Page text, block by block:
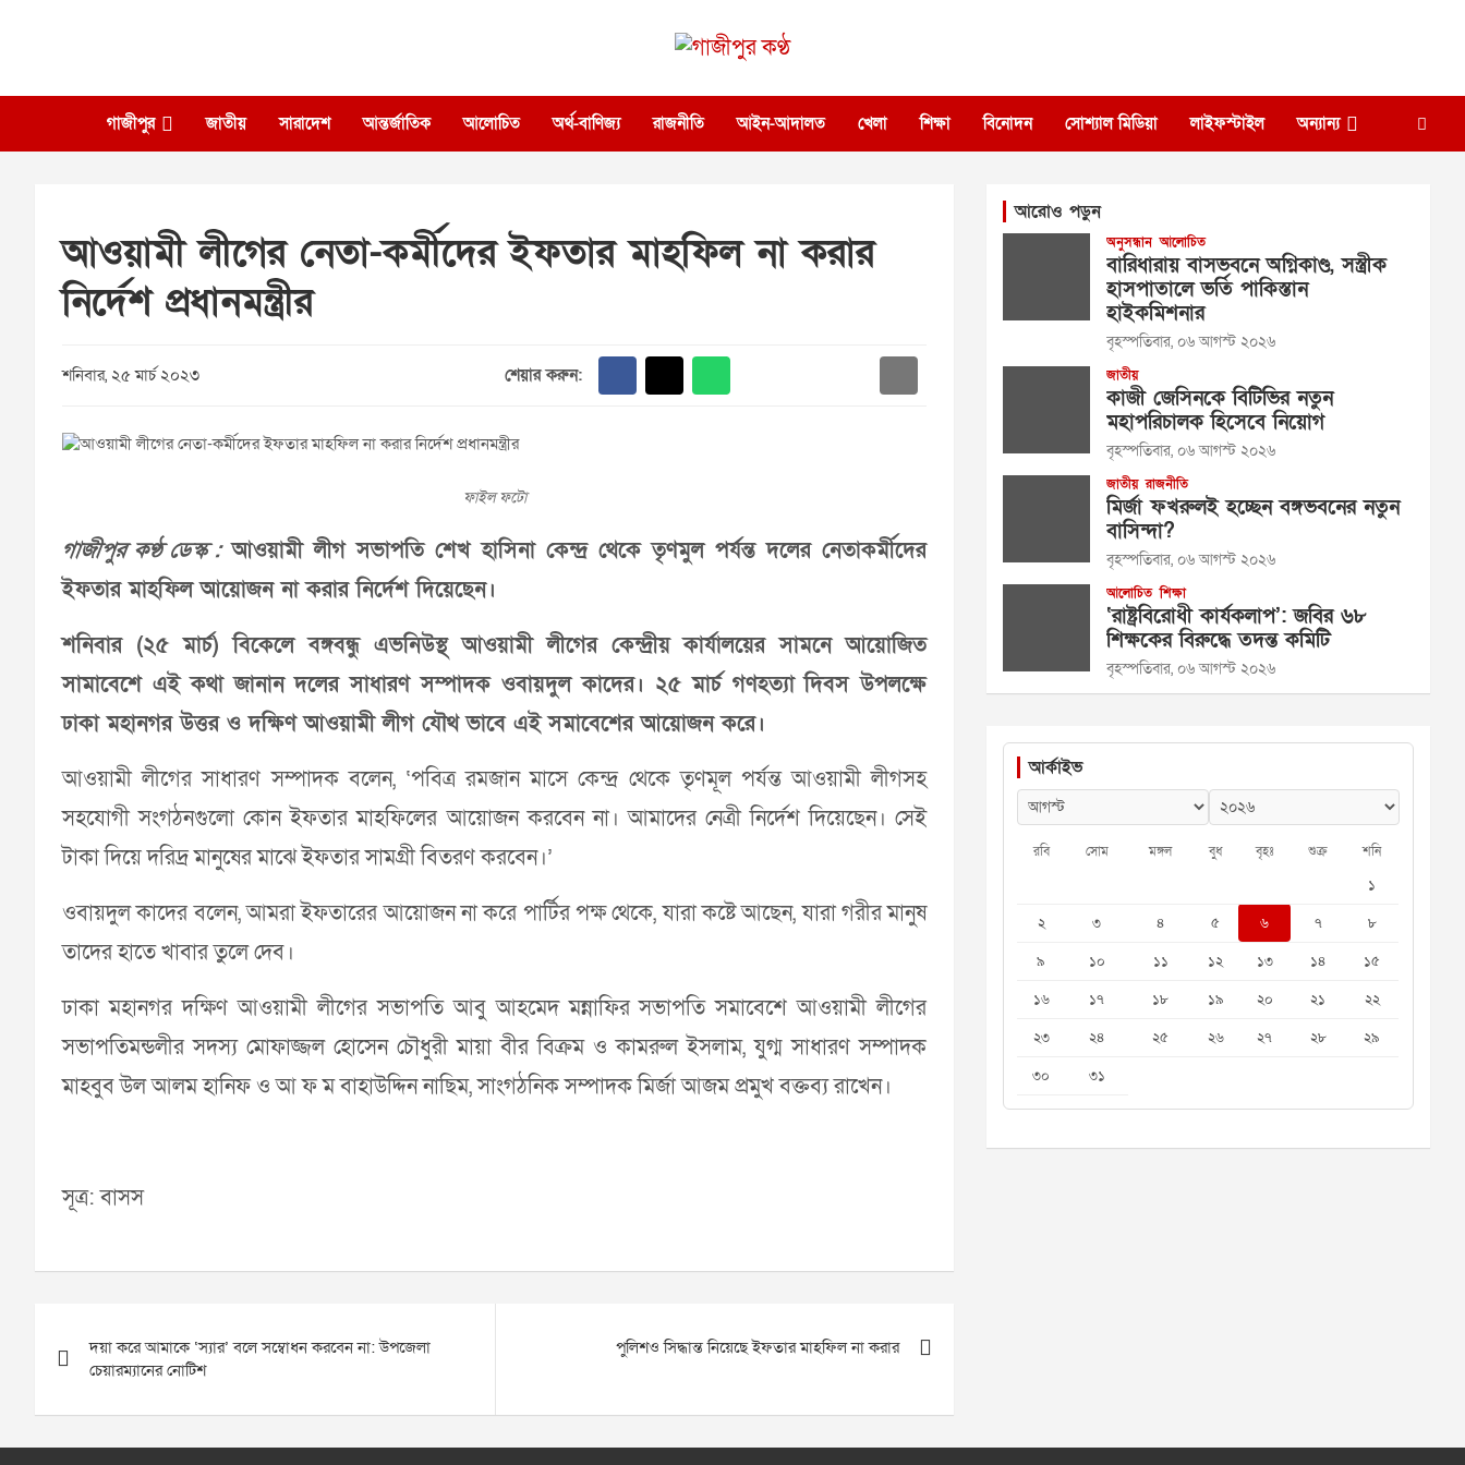
গাজীপুর কণ্ঠ
গাজীপুর জাতীয় সারাদেশ আন্তর্জাতিক আলোচিত অর্থ-বাণিজ্য রাজনীতি আইন-আদালত খেলা শিক্ষা বিনোদন সোশ্যাল মিডিয়া লাইফস্টাইল অন্যান্য
আওয়ামী লীগের নেতা-কর্মীদের ইফতার মাহফিল না করার
নির্দেশ প্রধানমন্ত্রীর
শনিবার, ২৫ মার্চ ২০২৩ শেয়ার করুন:
ফাইল ফটো
গাজীপুর কণ্ঠ ডেস্ক :আওয়ামী লীগ সভাপতি শেখ হাসিনা কেন্দ্র থেকে তৃণমুল পর্যন্ত দলের নেতাকর্মীদের
ইফতার মাহফিল আয়োজন না করার নির্দেশ দিয়েছেন।
শনিবার (২৫ মার্চ) বিকেলে বঙ্গবন্ধু এভনিউস্থ আওয়ামী লীগের কেন্দ্রীয় কার্যালয়ের সামনে আয়োজিত
সামাবেশে এই কথা জানান দলের সাধারণ সম্পাদক ওবায়দুল কাদের। ২৫ মার্চ গণহত্যা দিবস উপলক্ষে
ঢাকা মহানগর উত্তর ও দক্ষিণ আওয়ামী লীগ যৌথ ভাবে এই সমাবেশের আয়োজন করে।
আওয়ামী লীগের সাধারণ সম্পাদক বলেন, ‘পবিত্র রমজান মাসে কেন্দ্র থেকে তৃণমূল পর্যন্ত আওয়ামী লীগসহ
সহযোগী সংগঠনগুলো কোন ইফতার মাহফিলের আয়োজন করবেন না। আমাদের নেত্রী নির্দেশ দিয়েছেন। সেই
টাকা দিয়ে দরিদ্র মানুষের মাঝে ইফতার সামগ্রী বিতরণ করবেন।’
ওবায়দুল কাদের বলেন, আমরা ইফতারের আয়োজন না করে পার্টির পক্ষ থেকে, যারা কষ্টে আছেন, যারা গরীর মানুষ
তাদের হাতে খাবার তুলে দেব।
ঢাকা মহানগর দক্ষিণ আওয়ামী লীগের সভাপতি আবু আহমেদ মন্নাফির সভাপতি সমাবেশে আওয়ামী লীগের
সভাপতিমন্ডলীর সদস্য মোফাজ্জল হোসেন চৌধুরী মায়া বীর বিক্রম ও কামরুল ইসলাম, যুগ্ম সাধারণ সম্পাদক
মাহবুব উল আলম হানিফ ও আ ফ ম বাহাউদ্দিন নাছিম, সাংগঠনিক সম্পাদক মির্জা আজম প্রমুখ বক্তব্য রাখেন।
সূত্র: বাসস
navigation
দয়া করে আমাকে ‘স্যার’ বলে সম্বোধন করবেন না: উপজেলা
চেয়ারম্যানের নোটিশ
পুলিশও সিদ্ধান্ত নিয়েছে ইফতার মাহফিল না করার
আরোও পড়ুন
অনুসন্ধান আলোচিত
বারিধারায় বাসভবনে অগ্নিকাণ্ড, সস্ত্রীক
হাসপাতালে ভর্তি পাকিস্তান
হাইকমিশনার
বৃহস্পতিবার, ০৬ আগস্ট ২০২৬
জাতীয়
কাজী জেসিনকে বিটিভির নতুন
মহাপরিচালক হিসেবে নিয়োগ
বৃহস্পতিবার, ০৬ আগস্ট ২০২৬
জাতীয় রাজনীতি
মির্জা ফখরুলই হচ্ছেন বঙ্গভবনের নতুন
বাসিন্দা?
বৃহস্পতিবার, ০৬ আগস্ট ২০২৬
আলোচিত শিক্ষা
‘রাষ্ট্রবিরোধী কার্যকলাপ’: জবির ৬৮
শিক্ষকের বিরুদ্ধে তদন্ত কমিটি
বৃহস্পতিবার, ০৬ আগস্ট ২০২৬
আর্কাইভ
রবি সোম মঙ্গল বুধ বৃহঃ শুক্র শনি
১
২
৩ ৪ ৫ ৬ ৭
৮
৯
১০ ১১ ১২ ১৩ ১৪
১৫
১৬
১৭ ১৮ ১৯ ২০ ২১
২২
২৩
২৪ ২৫ ২৬ ২৭ ২৮
২৯
৩০
৩১